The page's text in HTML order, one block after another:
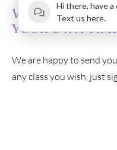
WANT TO
YOUR OWN
We are happy to send
any class you wish, just
Hi there, have a
Text us here.